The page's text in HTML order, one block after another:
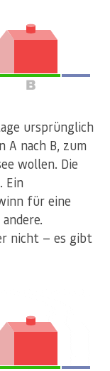
ursprünglich
A nach B, zum
wollen. Die
Ein
für eine
nicht — es gibt